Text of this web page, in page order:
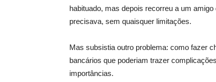
habituado, mas depois recorreu a um
precisava, sem quaisquer limitações.
Mas subsistia outro problema: como fazer
bancários que poderiam trazer
importâncias.